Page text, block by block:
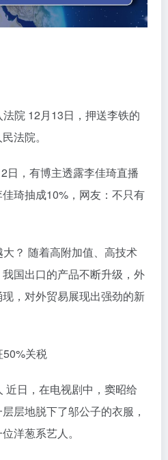
院 12月13日，押送李铁的
法院。
日，有博主透露李佳琦直播
琦抽成10%，网友：不只有
？ 随着高附加值、高技术
国出口的产品不断升级，外
，对外贸易展现出强劲的新
50%关税
近日，在电视剧中，窦昭给
层地脱下了邬公子的衣服，
洋葱系艺人。